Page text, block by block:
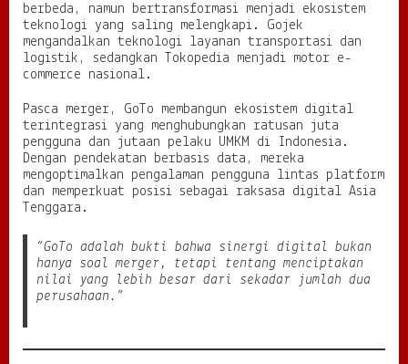
berbeda, namun bertransformasi menjadi ekosistem
teknologi yang saling melengkapi. Gojek
mengandalkan teknologi layanan transportasi dan
logistik, sedangkan Tokopedia menjadi motor e-
commerce nasional.
Pasca merger, GoTo membangun ekosistem digital
terintegrasi yang menghubungkan ratusan juta
pengguna dan jutaan pelaku UMKM di Indonesia.
Dengan pendekatan berbasis data, mereka
mengoptimalkan pengalaman pengguna lintas platform
dan memperkuat posisi sebagai raksasa digital Asia
Tenggara.
“GoTo adalah bukti bahwa sinergi digital bukan
hanya soal merger, tetapi tentang menciptakan
nilai yang lebih besar dari sekadar jumlah dua
perusahaan.”